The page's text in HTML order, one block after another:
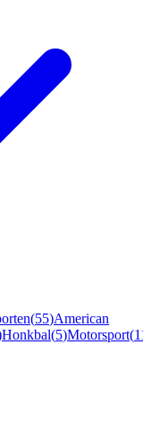
(55)American
Honkbal(5)Motorsport(